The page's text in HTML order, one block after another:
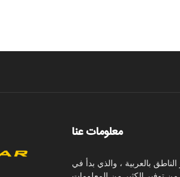
معلومات عنا
بالعربية ، والذي بدأ في